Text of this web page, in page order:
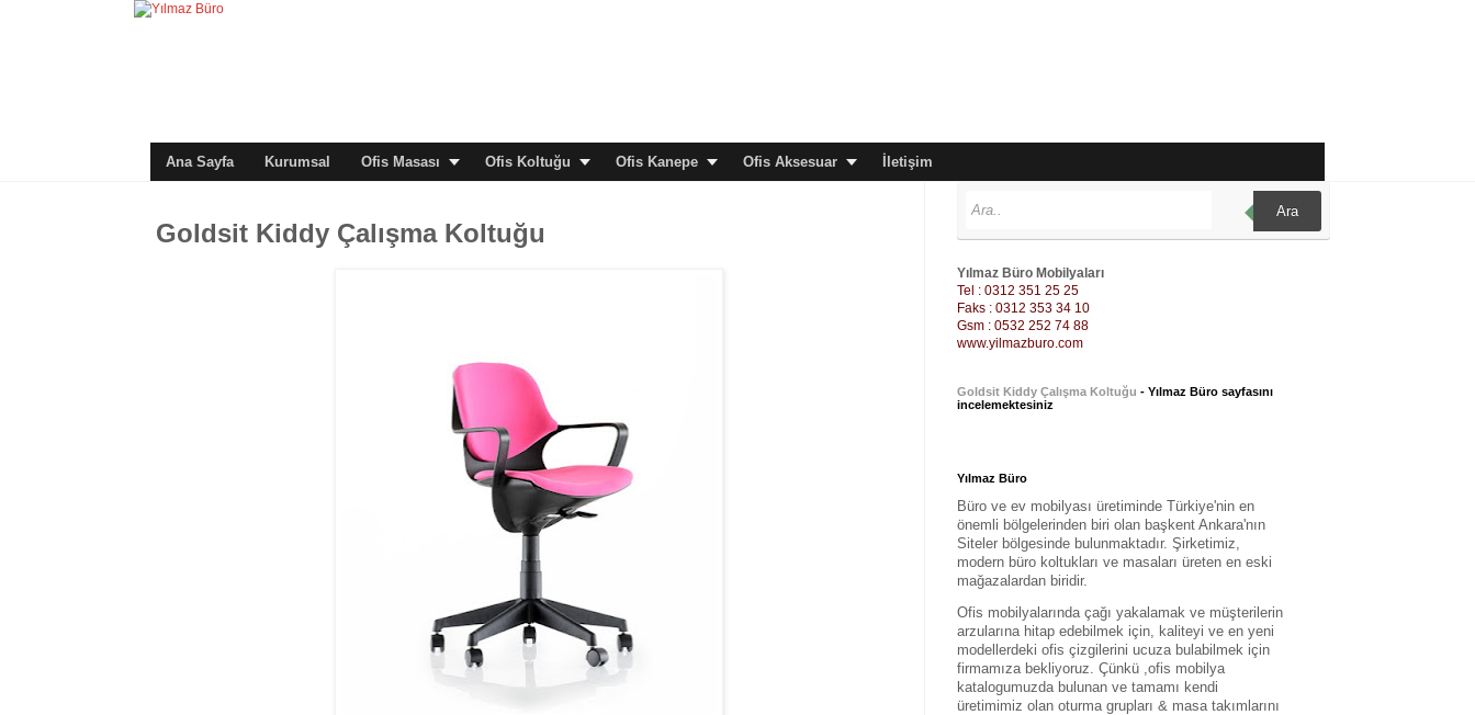
Ana Sayfa Kurumsal Ofis Masası Ofis Koltuğu Ofis Kanepe Ofis Aksesuar İletişim
Goldsit Kiddy Çalışma Koltuğu
Ara
Yılmaz Büro Mobilyaları
Tel : 0312 351 25 25
Faks : 0312 353 34 10
Gsm : 0532 252 74 88
www.yilmazburo.com
Goldsit Kiddy Çalışma Koltuğu - Yılmaz Büro sayfasını
incelemektesiniz
Yılmaz Büro
Büro ve ev mobilyası üretiminde Türkiye'nin en
önemli bölgelerinden biri olan başkent Ankara'nın
Siteler bölgesinde bulunmaktadır. Şirketimiz,
modern büro koltukları ve masaları üreten en eski
mağazalardan biridir.
Ofis mobilyalarında çağı yakalamak ve müşterilerin
arzularına hitap edebilmek için, kaliteyi ve en yeni
modellerdeki ofis çizgilerini ucuza bulabilmek için
firmamıza bekliyoruz. Çünkü ,ofis mobilya
katalogumuzda bulunan ve tamamı kendi
üretimimiz olan oturma grupları & masa takımlarını